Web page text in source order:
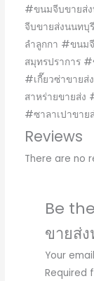
#ขนมจีบขายส่
จีบขายส่งนนท
ลำลูกกา #ขนม
สมุทรปราการ
#เกี๊ยวซ่าขาย
สาหร่ายขายส่ง
#ซาลาเปาขาย
Reviews
There are no
Be
ขายส่ง
Your
Required